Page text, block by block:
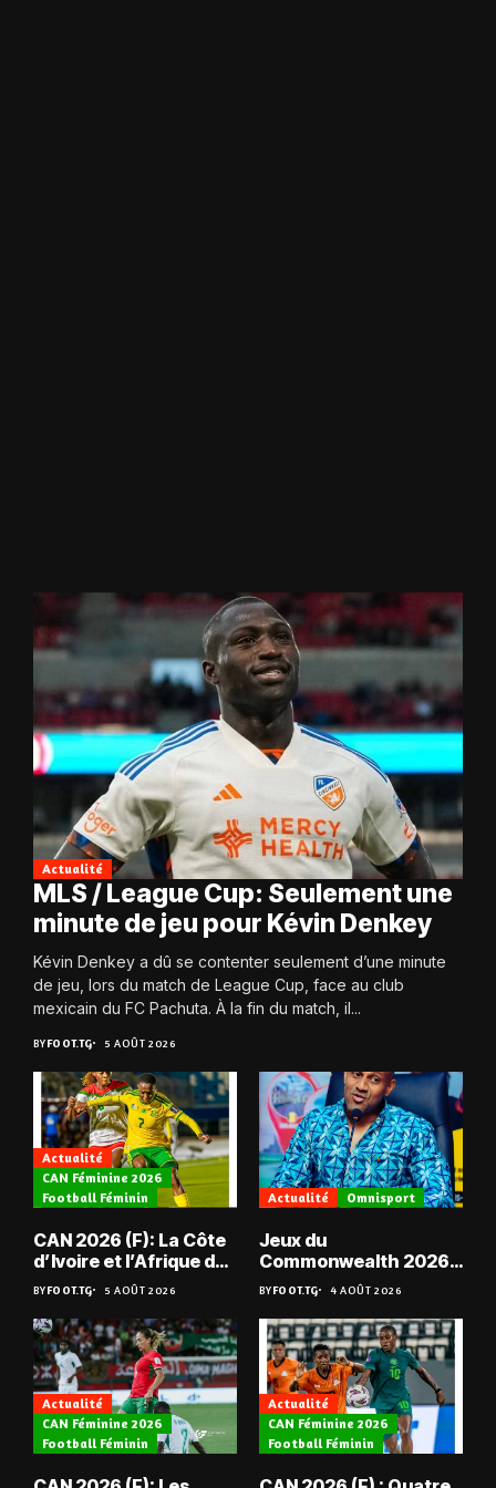
Actualité
MLS / League Cup: Seulement une
minute de jeu pour Kévin Denkey
Kévin Denkey a dû se contenter seulement d’une minute
de jeu, lors du match de League Cup, face au club
mexicain du FC Pachuta. À la fin du match, il...
BYFOOT.TG 5 AOÛT 2026
Actualité
CAN Féminine 2026
Football Féminin
CAN 2026 (F): La Côte
d’Ivoire et l’Afrique du
Sud en quarts
BYFOOT.TG 5 AOÛT 2026
Actualité Omnisport
Jeux du
Commonwealth 2026 :
« Les médailles ne
tombent pas du ciel »,
Benjamin Boukpeti
BYFOOT.TG 4 AOÛT 2026
Actualité
CAN Féminine 2026
Football Féminin
Actualité
CAN Féminine 2026
Football Féminin